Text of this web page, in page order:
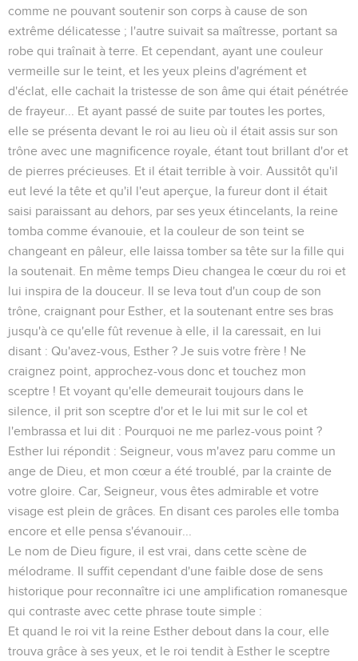
comme ne pouvant soutenir son corps à cause de son
extrême délicatesse ; l'autre suivait sa maîtresse, portant sa
robe qui traînait à terre. Et cependant, ayant une couleur
vermeille sur le teint, et les yeux pleins d'agrément et
d'éclat, elle cachait la tristesse de son âme qui était pénétrée
de frayeur... Et ayant passé de suite par toutes les portes,
elle se présenta devant le roi au lieu où il était assis sur son
trône avec une magnificence royale, étant tout brillant d'or et
de pierres précieuses. Et il était terrible à voir. Aussitôt qu'il
eut levé la tête et qu'il l'eut aperçue, la fureur dont il était
saisi paraissant au dehors, par ses yeux étincelants, la reine
tomba comme évanouie, et la couleur de son teint se
changeant en pâleur, elle laissa tomber sa tête sur la fille qui
la soutenait. En même temps Dieu changea le cœur du roi et
lui inspira de la douceur. Il se leva tout d'un coup de son
trône, craignant pour Esther, et la soutenant entre ses bras
jusqu'à ce qu'elle fût revenue à elle, il la caressait, en lui
disant : Qu'avez-vous, Esther ? Je suis votre frère ! Ne
craignez point, approchez-vous donc et touchez mon
sceptre ! Et voyant qu'elle demeurait toujours dans le
silence, il prit son sceptre d'or et le lui mit sur le col et
l'embrassa et lui dit : Pourquoi ne me parlez-vous point ?
Esther lui répondit : Seigneur, vous m'avez paru comme un
ange de Dieu, et mon cœur a été troublé, par la crainte de
votre gloire. Car, Seigneur, vous êtes admirable et votre
visage est plein de grâces. En disant ces paroles elle tomba
encore et elle pensa s'évanouir...
Le nom de Dieu figure, il est vrai, dans cette scène de
mélodrame. Il suffit cependant d'une faible dose de sens
historique pour reconnaître ici une amplification romanesque
qui contraste avec cette phrase toute simple :
Et quand le roi vit la reine Esther debout dans la cour, elle
trouva grâce à ses yeux, et le roi tendit à Esther le sceptre